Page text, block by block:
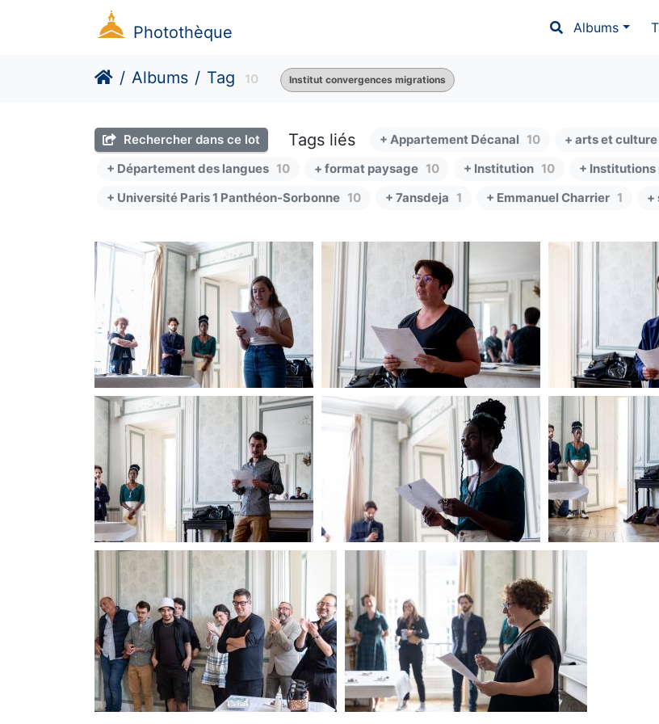
Photothèque Albums
Albums Tag 10 Institut convergences migrations
Rechercher dans ce lot Tags liés + Appartement Décanal 10 + arts et culture
+ Département des langues 10 + format paysage 10 + Institution 10 +
+ Université Paris 1 Panthéon-Sorbonne 10 + 7ansdeja 1 + Emmanuel Charrier 1 +
PdP